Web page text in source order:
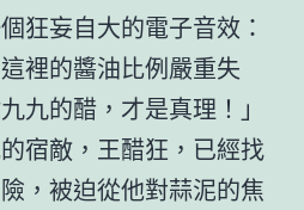
狂妄自大的電子音效：
裡的醬油比例嚴重失
九的醋，才是真理！」
宿敵，王醋狂，已經找
，被迫從他對蒜泥的焦